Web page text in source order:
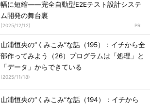
幅に短縮――完全自動型E2Eテスト設計システ
ム開発の舞台裏
(2025/12/12)
山浦恒央の“くみこみ”な話（195）：イチから全
部作ってみよう（26）プログラムは「処理」と
「データ」からできている
(2025/11/18)
山浦恒央の“くみこみ”な話（194）：イチから